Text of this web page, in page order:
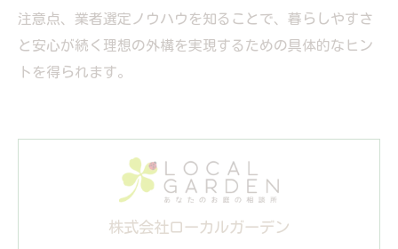
注意点、業者選定ノウハウを知ることで、暮らしやすさ
と安心が続く理想の外構を実現するための具体的なヒン
トを得られます。
株式会社ローカルガーデン